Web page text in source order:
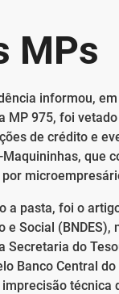
MPs
informou,
MP 975, foi
de crédito e
que
a pasta, foi o
e Social
Secretaria do
Banco Central